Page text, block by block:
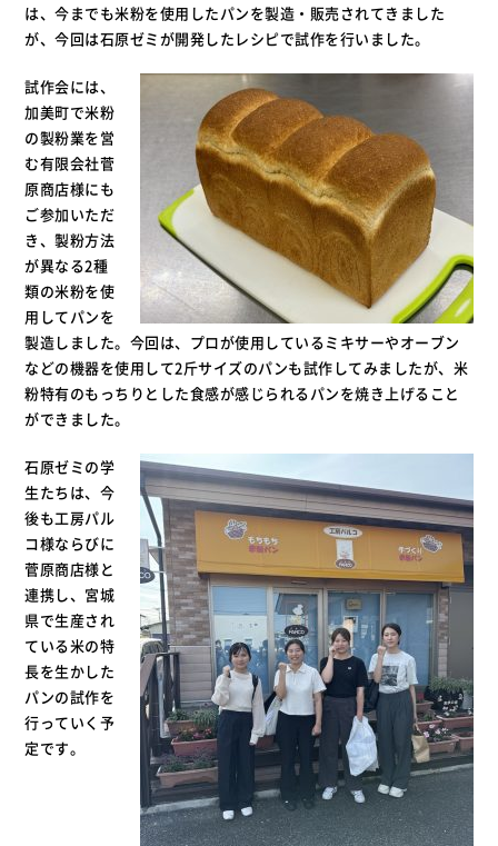
は、今までも米粉を使用したパンを製造・販売されてきました
が、今回は石原ゼミが開発したレシピで試作を行いました。
試作会には、
加美町で米粉
の製粉業を営
む有限会社菅
原商店様にも
ご参加いただ
き、製粉方法
が異なる2種
類の米粉を使
用してパンを
製造しました。今回は、プロが使用しているミキサーやオーブン
などの機器を使用して2斤サイズのパンも試作してみましたが、米
粉特有のもっちりとした食感が感じられるパンを焼き上げること
ができました。
石原ゼミの学
生たちは、今
後も工房パル
コ様ならびに
菅原商店様と
連携し、宮城
県で生産され
ている米の特
長を生かした
パンの試作を
行っていく予
定です。